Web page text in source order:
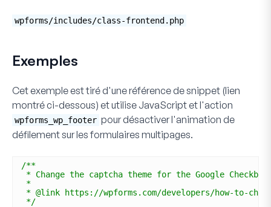
wpforms/includes/class-frontend.php
Exemples
Cet exemple est tiré d'une référence de snippet (lien
montré ci-dessous) et utilise JavaScript et l'action
wpforms_wp_footer pour désactiver l'animation de
défilement sur les formulaires multipages.
/**
* Change the captcha theme for the Google Checkbox
*
* @link https://wpforms.com/developers/how-to-
*/